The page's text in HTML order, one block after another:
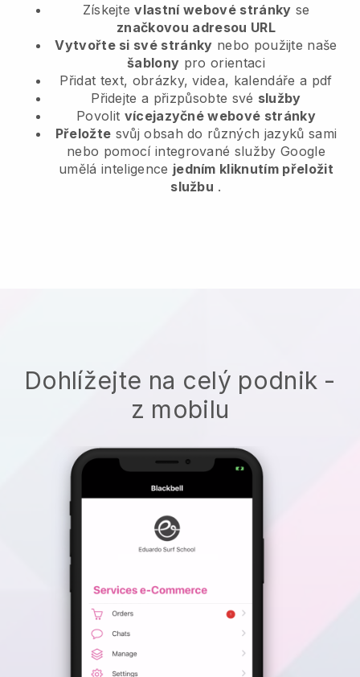
Získejtevlastní webové stránky se
značkovou adresou URL
Vytvořte si své stránky nebo použijte naše
šablony pro orientaci
Přidat text, obrázky, videa, kalendáře a pdf
Přidejte a přizpůsobte své služby
Povolit vícejazyčné webové stránky
Přeložte svůj obsah do různých jazyků sami
nebo pomocí integrované služby Google
umělá inteligence jedním kliknutím přeložit
službu .
Dohlížejte na celý podnik -
z mobilu